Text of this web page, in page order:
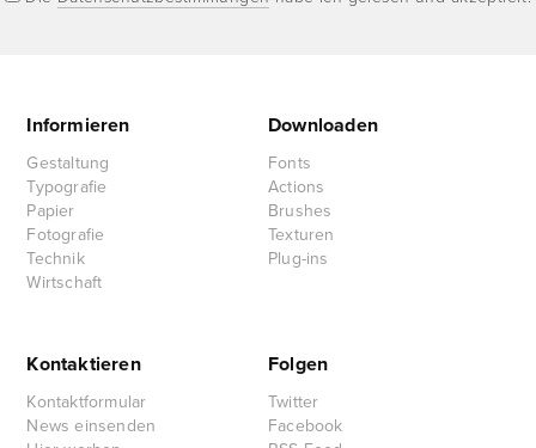
Informieren
Gestaltung
Typografie
Papier
Fotografie
Technik
Wirtschaft
Downloaden
Fonts
Actions
Brushes
Texturen
Plug-ins
Kontaktieren
Kontaktformular
News einsenden
Folgen
Twitter
Facebook